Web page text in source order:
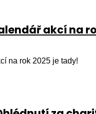
akcí na
na rok 2025 je tady!